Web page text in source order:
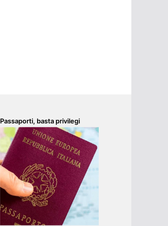
Passaporti, basta privilegi